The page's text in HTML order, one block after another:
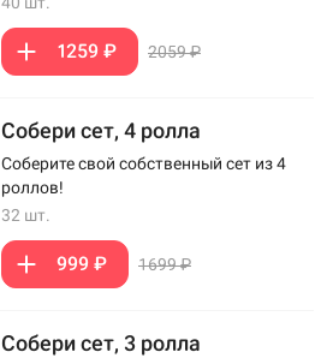
1259 ₽ 2059 ₽
Собери сет, 4 ролла
Соберите свой собственный сет из 4
роллов!
32 шт.
999 ₽ 1699 ₽
Собери сет, 3 ролла